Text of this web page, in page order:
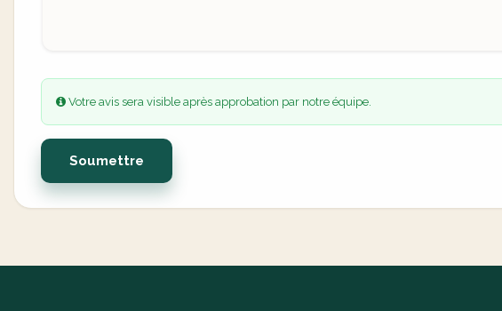
Votre avis sera visible après approbation par notre équipe.
Soumettre